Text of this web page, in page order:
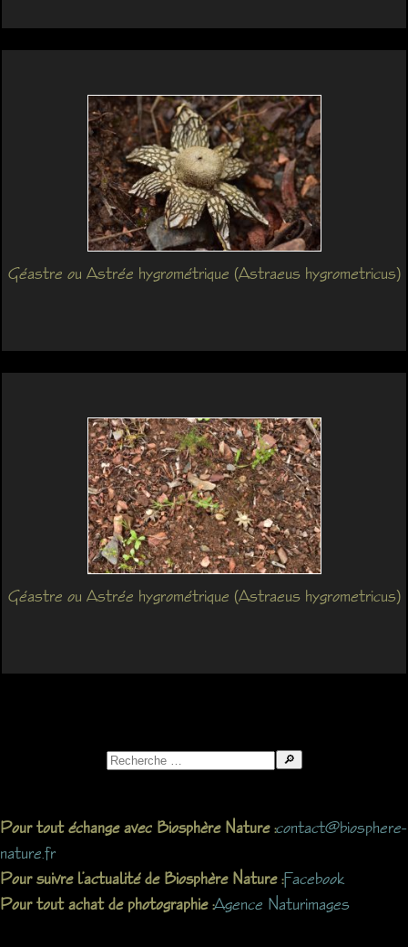
Géastre ou Astrée hygrométrique (Astraeus hygrometricus)
Géastre ou Astrée hygrométrique (Astraeus hygrometricus)
Search
Pour tout échange avec Biosphère Nature :contact@biosphere-
nature.fr
Pour suivre l’actualité de Biosphère Nature :Facebook
Pour tout achat de photographie :Agence Naturimages